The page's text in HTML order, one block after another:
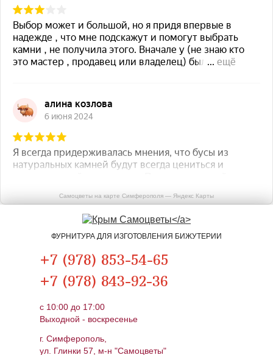
Самоцветы на карте Симферополя — Яндекс Карты
ФУРНИТУРА ДЛЯ ИЗГОТОВЛЕНИЯ БИЖУТЕРИИ
+7 (978) 853-54-65
+7 (978) 843-92-36
c 10:00 до 17:00
Выходной - воскресенье
г. Симферополь,
ул. Глинки 57, м-н "Самоцветы"